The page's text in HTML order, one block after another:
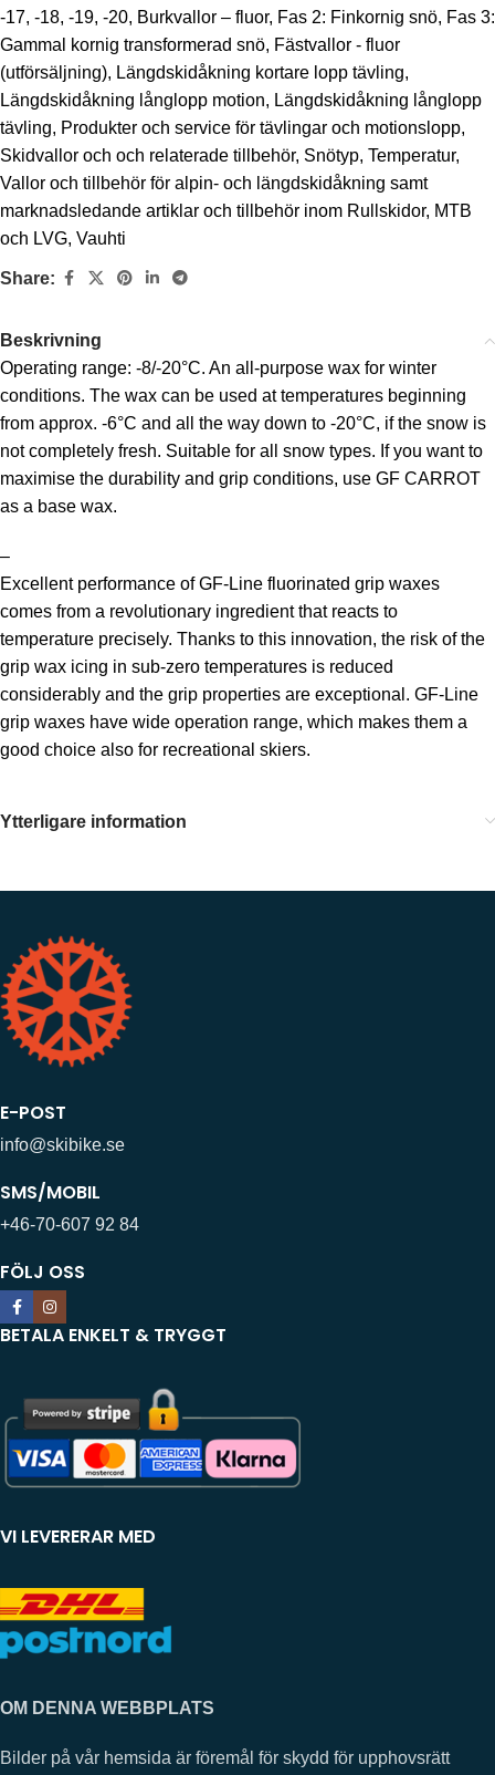
-17, -18, -19, -20, Burkvallor – fluor, Fas 2: Finkornig snö, Fas 3:
Gammal kornig transformerad snö, Fästvallor - fluor
(utförsäljning), Längdskidåkning kortare lopp tävling,
Längdskidåkning långlopp motion, Längdskidåkning långlopp
tävling, Produkter och service för tävlingar och motionslopp,
Skidvallor och och relaterade tillbehör, Snötyp, Temperatur,
Vallor och tillbehör för alpin- och längdskidåkning samt
marknadsledande artiklar och tillbehör inom Rullskidor, MTB
och LVG, Vauhti
Share:
Beskrivning
Operating range: -8/-20°C. An all-purpose wax for winter
conditions. The wax can be used at temperatures beginning
from approx. -6°C and all the way down to -20°C, if the snow is
not completely fresh. Suitable for all snow types. If you want to
maximise the durability and grip conditions, use GF CARROT
as a base wax.
–
Excellent performance of GF-Line fluorinated grip waxes
comes from a revolutionary ingredient that reacts to
temperature precisely. Thanks to this innovation, the risk of the
grip wax icing in sub-zero temperatures is reduced
considerably and the grip properties are exceptional. GF-Line
grip waxes have wide operation range, which makes them a
good choice also for recreational skiers.
Ytterligare information
E-POST
info@skibike.se
SMS/MOBIL
+46-70-607 92 84
FÖLJ OSS
BETALA ENKELT & TRYGGT
VI LEVERERAR MED
OM DENNA WEBBPLATS
Bilder på vår hemsida är föremål för skydd för upphovsrätt